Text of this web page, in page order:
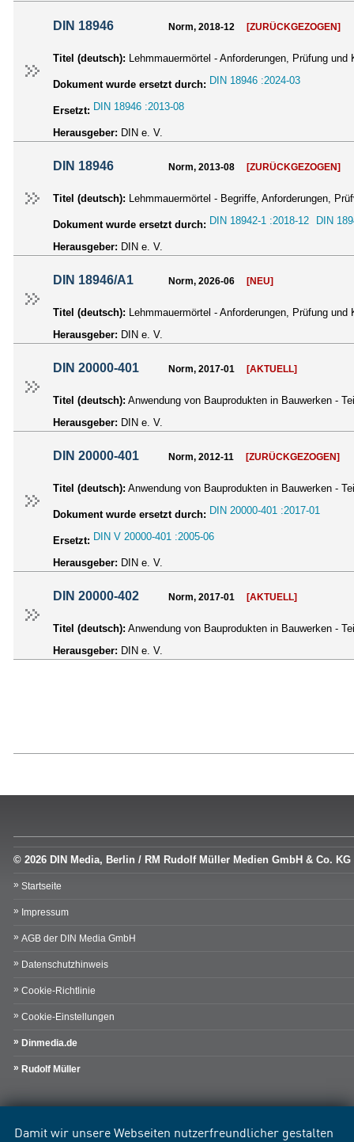
Damit wir unsere Webseiten nutzerfreundlicher gestalten
DIN 18946 Norm, 2018-12 [ZURÜCKGEZOGEN]
Titel (deutsch): Lehmmauermörtel - Anforderungen, Prüfung und
Dokument wurde ersetzt durch: DIN 18946 :2024-03
Ersetzt: DIN 18946 :2013-08
Herausgeber: DIN e. V.
DIN 18946 Norm, 2013-08 [ZURÜCKGEZOGEN]
Titel (deutsch): Lehmmauermörtel - Begriffe, Anforderungen,
Dokument wurde ersetzt durch: DIN 18942-1 :2018-12 DIN
Herausgeber: DIN e. V.
DIN 18946/A1 Norm, 2026-06 [NEU]
Titel (deutsch): Lehmmauermörtel - Anforderungen, Prüfung und
Herausgeber: DIN e. V.
DIN 20000-401 Norm, 2017-01 [AKTUELL]
Titel (deutsch): Anwendung von Bauprodukten in Bauwerken -
Herausgeber: DIN e. V.
DIN 20000-401 Norm, 2012-11 [ZURÜCKGEZOGEN]
Titel (deutsch): Anwendung von Bauprodukten in Bauwerken -
Dokument wurde ersetzt durch: DIN 20000-401 :2017-01
Ersetzt: DIN V 20000-401 :2005-06
Herausgeber: DIN e. V.
DIN 20000-402 Norm, 2017-01 [AKTUELL]
Titel (deutsch): Anwendung von Bauprodukten in Bauwerken -
Herausgeber: DIN e. V.
© 2026 DIN Media, Berlin / RM Rudolf Müller Medien GmbH & Co. KG
Startseite
Impressum
AGB der DIN Media GmbH
Datenschutzhinweis
Cookie-Richtlinie
Cookie-Einstellungen
Dinmedia.de
Rudolf Müller